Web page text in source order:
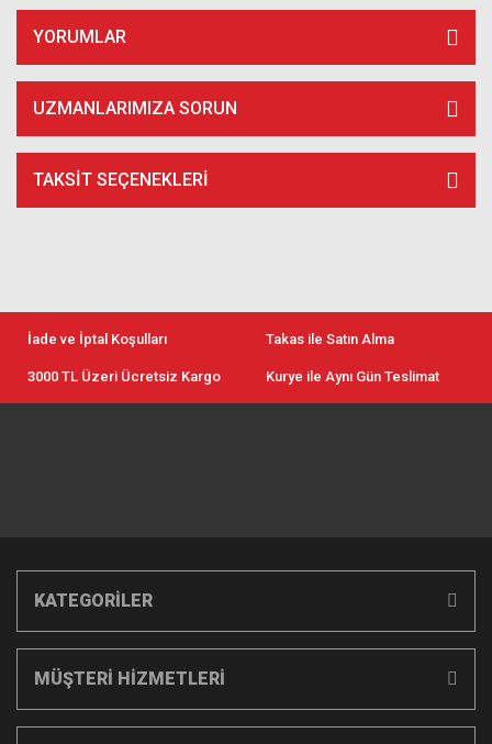
YORUMLAR
UZMANLARIMIZA SORUN
TAKSIT SEÇENEKLERI
İade ve İptal Koşulları Takas ile Satın Alma
3000 TL Üzeri Ücretsiz Kargo Kurye ile Aynı Gün Teslimat
KATEGORİLER
MÜŞTERİ HİZMETLERİ